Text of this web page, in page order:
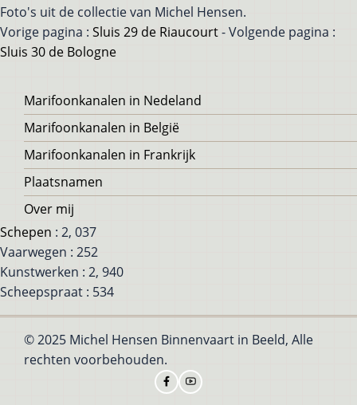
Foto's uit de collectie van Michel Hensen.
Vorige pagina : Sluis 29 de Riaucourt- Volgende pagina :
Sluis 30 de Bologne
Voet
Marifoonkanalen in Nedeland
Marifoonkanalen in België
Marifoonkanalen in Frankrijk
Plaatsnamen
Over mij
Schepen : 2, 037
Vaarwegen : 252
Kunstwerken : 2, 940
Scheepspraat : 534
© 2025 Michel Hensen Binnenvaart in Beeld, Alle
rechten voorbehouden.